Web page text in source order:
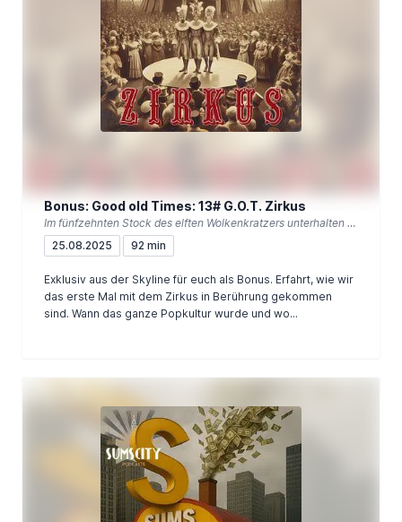
Bonus: Good old Times: 13# G.O.T. Zirkus
Im fünfzehnten Stock des elften Wolkenkratzers unterhalten wir uns über die Good-Old-Times.
25.08.2025
92 min
Exklusiv aus der Skyline für euch als Bonus. Erfahrt, wie wir
das erste Mal mit dem Zirkus in Berührung gekommen
sind. Wann das ganze Popkultur wurde und wo...